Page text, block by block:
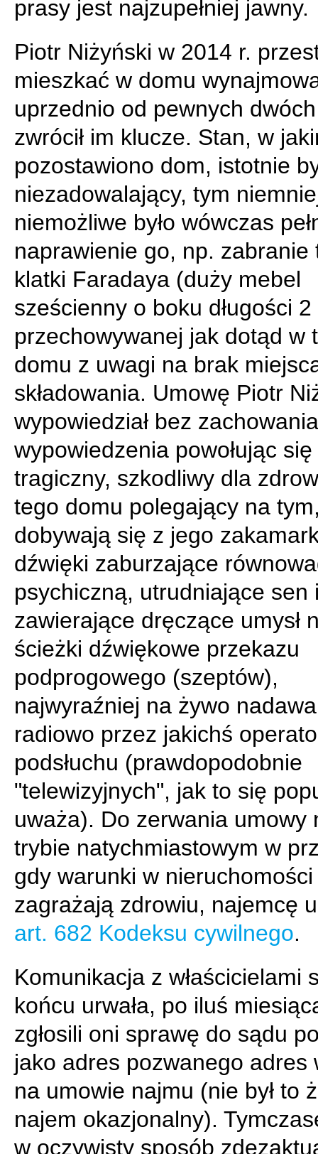
prasy jest najzupełniej jawny.
Piotr Niżyński w 2014 r.
mieszkać w domu
uprzednio od pewnych
zwrócił im klucze. Stan, w
pozostawiono dom, istotnie
niezadowalający, tym
niemożliwe było wówczas
naprawienie go, np. zabranie
klatki Faradaya (duży mebel
sześcienny o boku długości
przechowywanej jak dotąd w
domu z uwagi na brak
składowania. Umowę Piotr
wypowiedział bez
wypowiedzenia powołując
tragiczny, szkodliwy dla
tego domu polegający na
dobywają się z jego
dźwięki zaburzające
psychiczną, utrudniające sen
zawierające dręczące umysł
ścieżki dźwiękowe przekazu
podprogowego (szeptów),
najwyraźniej na żywo
radiowo przez jakichś
podsłuchu (prawdopodobnie
"telewizyjnych", jak to się
uważa). Do zerwania umowy
trybie natychmiastowym w
gdy warunki w nieruchomości
zagrażają zdrowiu, najemcę
art. 682 Kodeksu cywilnego.
Komunikacja z właścicielami
końcu urwała, po iluś
zgłosili oni sprawę do sądu
jako adres pozwanego adres
na umowie najmu (nie był to
najem okazjonalny).
w oczywisty sposób